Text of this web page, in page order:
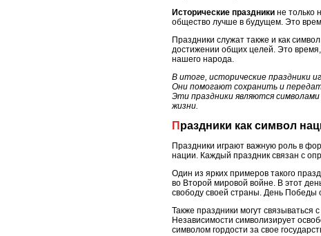
Исторические праздники не только
общество лучше в будущем. Это
Праздники служат также и как
достижении общих целей. Это
нашего народа.
В итоге, исторические праздники
Они помогают сохранить и
Эти праздники являются
жизни.
Праздники как символ
Праздники играют важную роль в
нации. Каждый праздник связан с
Один из ярких примеров такого
во Второй мировой войне. В этот
свободу своей страны. День Победы
Также праздники могут
Независимости символизирует
символом гордости за свое